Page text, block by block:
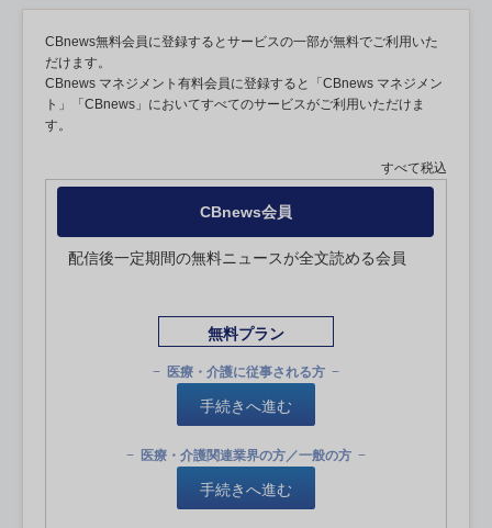
CBnews無料会員に登録するとサービスの一部が無料でご利用いた
だけます。
CBnews マネジメント有料会員に登録すると「CBnews マネジメン
ト」「CBnews」においてすべてのサービスがご利用いただけま
す。
すべて税込
CBnews会員
配信後一定期間の無料ニュースが全文読める会員
無料プラン
医療・介護に従事される方
手続きへ進む
医療・介護関連業界の方／一般の方
手続きへ進む